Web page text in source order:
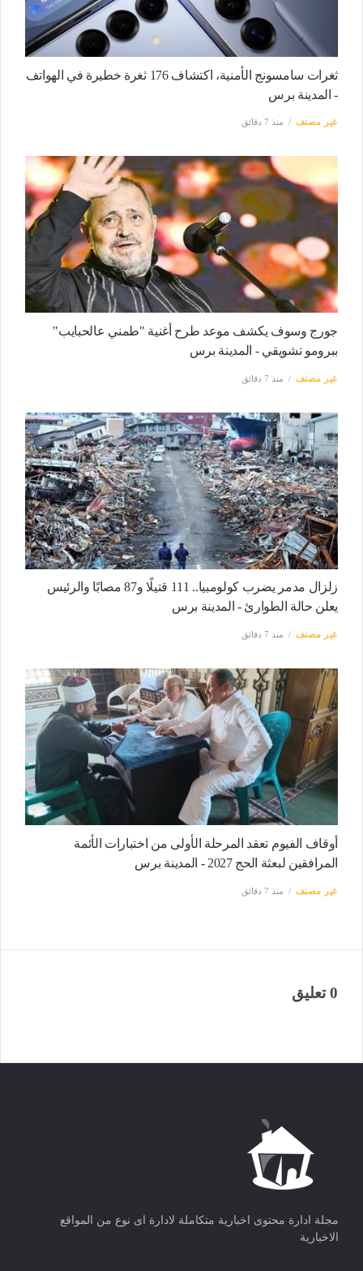
ثغرات سامسونج الأمنية، اكتشاف 176 ثغرة خطيرة في الهواتف
- المدينة برس
غير مصنف منذ 7 دقائق
جورج وسوف يكشف موعد طرح أغنية "طمني عالحبايب"
ببرومو تشويقي - المدينة برس
غير مصنف منذ 7 دقائق
زلزال مدمر يضرب كولومبيا.. 111 قتيلًا و87 مصابًا والرئيس
يعلن حالة الطوارئ - المدينة برس
غير مصنف منذ 7 دقائق
أوقاف الفيوم تعقد المرحلة الأولى من اختبارات الأئمة
المرافقين لبعثة الحج 2027 - المدينة برس
غير مصنف منذ 7 دقائق
0 تعليق
مجلة ادارة محتوى اخبارية متكاملة لادارة اى نوع من المواقع
الاخبارية